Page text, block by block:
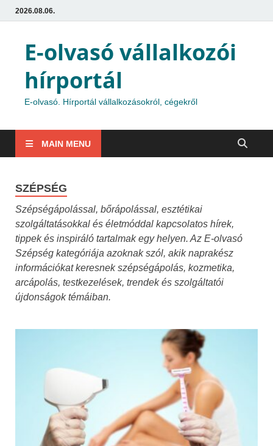
2026.08.06.
E-olvasó vállalkozói
hírportál
E-olvasó. Hírportál vállalkozásokról, cégekről
MAIN MENU
SZÉPSÉG
Szépségápolással, bőrápolással, esztétikai
szolgáltatásokkal és életmóddal kapcsolatos hírek,
tippek és inspiráló tartalmak egy helyen. Az E-olvasó
Szépség kategóriája azoknak szól, akik naprakész
információkat keresnek szépségápolás, kozmetika,
arcápolás, testkezelések, trendek és szolgáltatói
újdonságok témáiban.